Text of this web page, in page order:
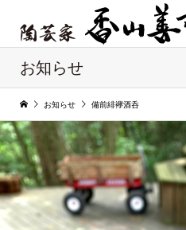
お知らせ
お知らせ 備前緋襷酒呑